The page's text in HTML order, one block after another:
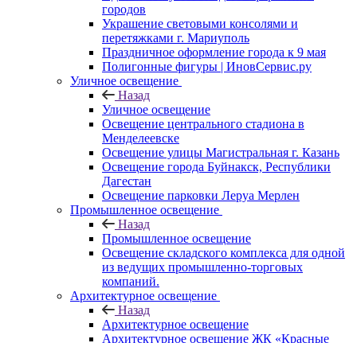
городов
Украшение световыми консолями и
перетяжками г. Мариуполь
Праздничное оформление города к 9 мая
Полигонные фигуры | ИновСервис.ру
Уличное освещение
Назад
Уличное освещение
Освещение центрального стадиона в
Менделеевске
Освещение улицы Магистральная г. Казань
Освещение города Буйнакск, Республики
Дагестан
Освещение парковки Леруа Мерлен
Промышленное освещение
Назад
Промышленное освещение
Освещение складского комплекса для одной
из ведущих промышленно-торговых
компаний.
Архитектурное освещение
Назад
Архитектурное освещение
Архитектурное освещение ЖК «Красные